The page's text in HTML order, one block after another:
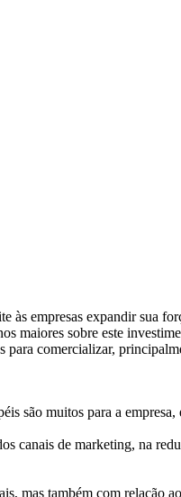
às empresas expandir sua
maiores sobre este
para comercializar,
são muitos para a empresa,
canais de marketing, na
mas também com relação